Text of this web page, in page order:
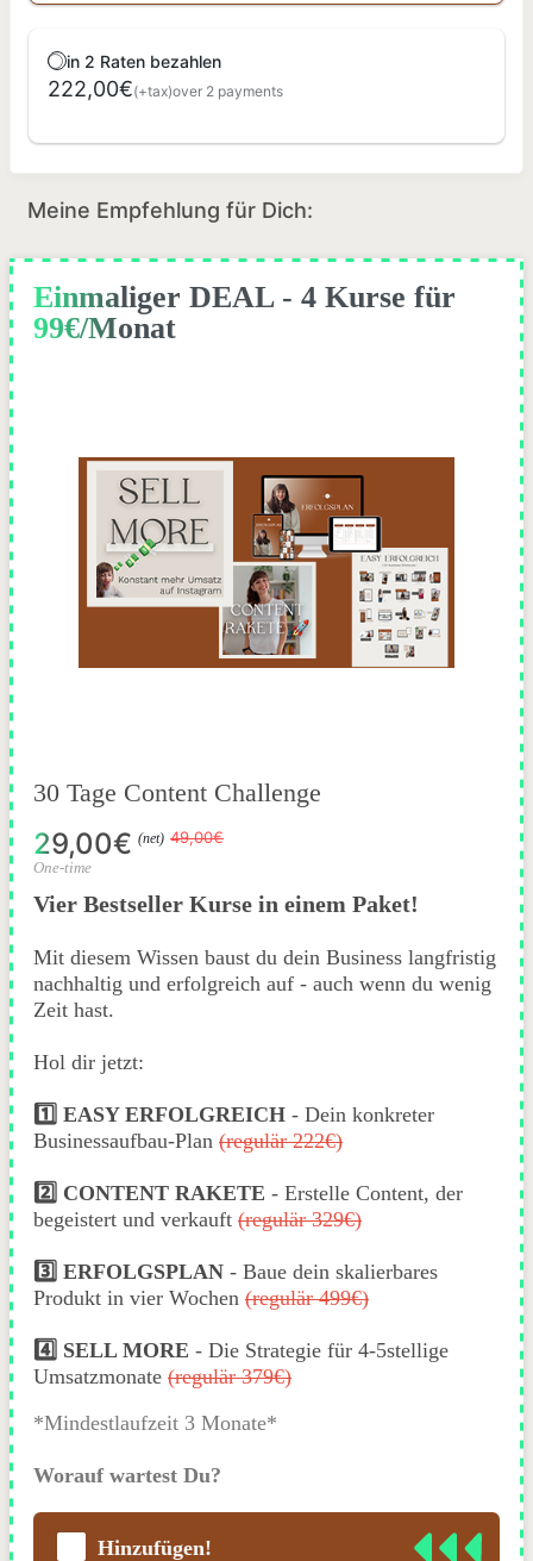
in 2 Raten bezahlen
222,00€(+tax)over 2 payments
Meine Empfehlung für Dich:
Einmaliger DEAL - 4 Kurse für
99€/Monat
30 Tage Content Challenge
29,00€ (net)
One-time
49,00€
Vier Bestseller Kurse in einem Paket!
Mit diesem Wissen baust du dein Business langfristig
nachhaltig und erfolgreich auf - auch wenn du wenig
Zeit hast.
Hol dir jetzt:
1️⃣ EASY ERFOLGREICH - Dein konkreter
Businessaufbau-Plan (regulär 222€)
2️⃣ CONTENT RAKETE - Erstelle Content, der
begeistert und verkauft (regulär 329€)
3️⃣ ERFOLGSPLAN - Baue dein skalierbares
Produkt in vier Wochen (regulär 499€)
4️⃣ SELL MORE - Die Strategie für 4-5stellige
Umsatzmonate (regulär 379€)
*Mindestlaufzeit 3 Monate*
Worauf wartest Du?
Hinzufügen!